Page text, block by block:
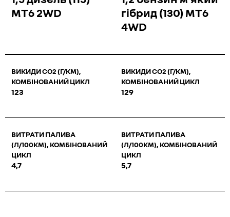
MT6 2WD
гібрид (130) MT6
4WD
ВИКИДИ СО2 (Г/КМ),
КОМБІНОВАНИЙ ЦИКЛ
123
ВИКИДИ СО2 (Г/КМ),
КОМБІНОВАНИЙ ЦИКЛ
129
ВИТРАТИ ПАЛИВА
(Л/100КМ), КОМБІНОВАНИЙ
ЦИКЛ
4,7
ВИТРАТИ ПАЛИВА
(Л/100КМ), КОМБІНОВАНИЙ
ЦИКЛ
5,7